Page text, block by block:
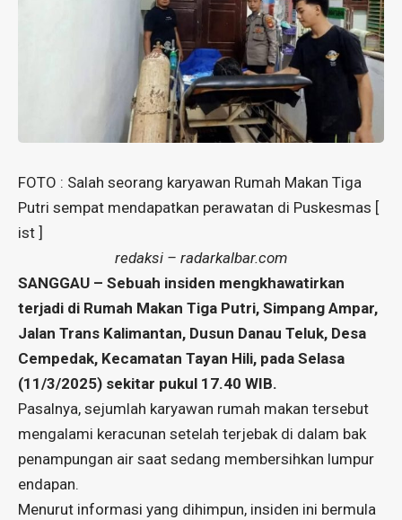
FOTO : Salah seorang karyawan Rumah Makan Tiga
Putri sempat mendapatkan perawatan di Puskesmas [
ist ]
redaksi – radarkalbar.com
SANGGAU – Sebuah insiden mengkhawatirkan
terjadi di Rumah Makan Tiga Putri, Simpang Ampar,
Jalan Trans Kalimantan, Dusun Danau Teluk, Desa
Cempedak, Kecamatan Tayan Hili, pada Selasa
(11/3/2025) sekitar pukul 17.40 WIB.
Pasalnya, sejumlah karyawan rumah makan tersebut
mengalami keracunan setelah terjebak di dalam bak
penampungan air saat sedang membersihkan lumpur
endapan.
Menurut informasi yang dihimpun, insiden ini bermula